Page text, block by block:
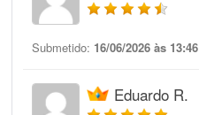
Submetido: 16/06/2026 às 13:46
Eduardo R.